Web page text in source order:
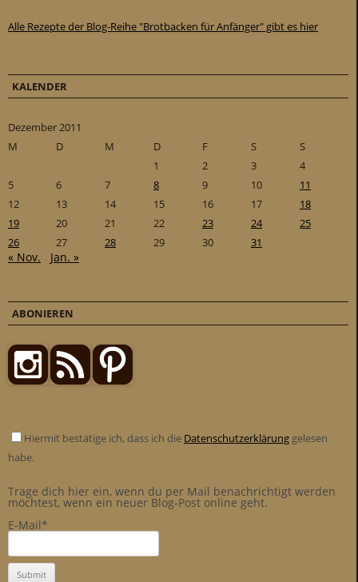
Alle Rezepte der Blog-Reihe "Brotbacken für Anfänger" gibt es hier
KALENDER
Dezember 2011
M
D M D F S
S
1
2 3
4
5
6 7 8 9 10
11
12
13 14 15 16 17
18
19
20 21 22 23 24
25
26
27 28 29 30 31
« Nov. Jan. »
ABONIEREN
Hiermit bestätige ich, dass ich die Datenschutzerklärung gelesen
habe.
Trage dich hier ein, wenn du per Mail benachrichtigt werden
möchtest, wenn ein neuer Blog-Post online geht.
E-Mail*